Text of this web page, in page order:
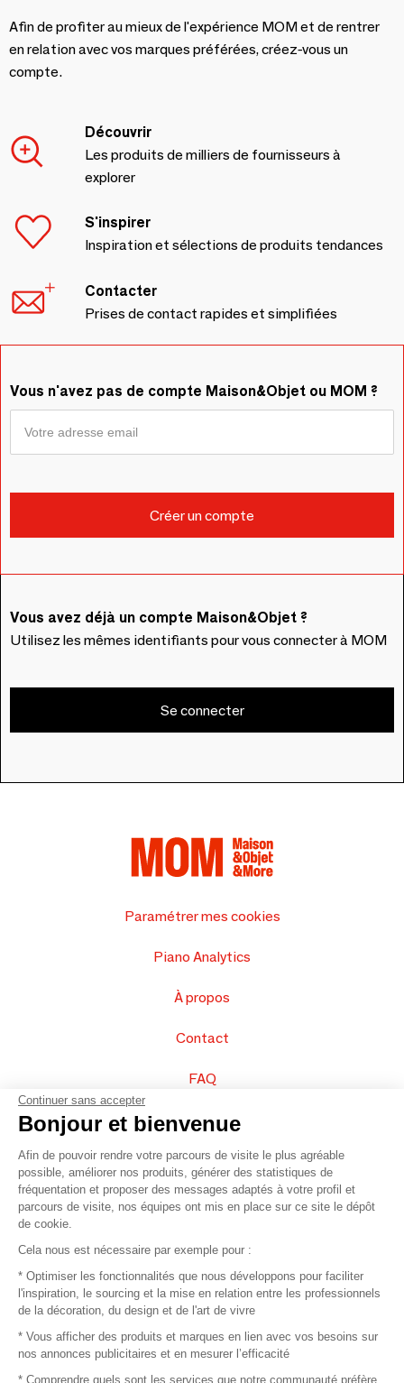
Afin de profiter au mieux de l'expérience MOM et de rentrer
en relation avec vos marques préférées, créez-vous un
compte.
Découvrir
Les produits de milliers de fournisseurs à
explorer
S'inspirer
Inspiration et sélections de produits tendances
Contacter
Prises de contact rapides et simplifiées
Vous n'avez pas de compte Maison&Objet ou MOM ?
Vous avez déjà un compte Maison&Objet ?
Utilisez les mêmes identifiants pour vous connecter à MOM
Se connecter
Paramétrer mes cookies
Piano Analytics
À propos
Contact
FAQ
Vendez vos produits
Plan du site
© 2016 –Organisation SAFI
Recrutement
Continuer sans accepter
Bonjour et bienvenue
Afin de pouvoir rendre votre parcours de visite le plus agréable
possible, améliorer nos produits, générer des statistiques de
fréquentation et proposer des messages adaptés à votre profil et
parcours de visite, nos équipes ont mis en place sur ce site le dépôt
de cookie.
Cela nous est nécessaire par exemple pour :
* Optimiser les fonctionnalités que nous développons pour faciliter
l'inspiration, le sourcing et la mise en relation entre les professionnels
de la décoration, du design et de l'art de vivre
* Vous afficher des produits et marques en lien avec vos besoins sur
nos annonces publicitaires et en mesurer l’efficacité
* Comprendre quels sont les services que notre communauté préfère